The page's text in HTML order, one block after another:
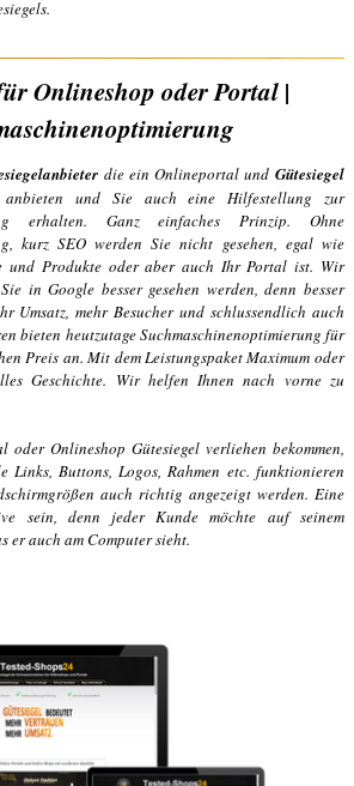
Onlineshop oder Portal |
die ein Onlineportal und Gütesiegel
anbieten und Sie auch eine Hilfestellung zur
erhalten. Ganz einfaches Prinzip. Ohne
kurz SEO werden Sie nicht gesehen, egal wie
und Produkte oder aber auch Ihr Portal ist. Wir
in Google besser gesehen werden, denn besser
Umsatz, mehr Besucher und schlussendlich auch
bieten heutzutageSuchmaschinenoptimierung für
Preis an. Mit dem Leistungspaket Maximum oder
Geschichte. Wir helfen Ihnen nach vorne zu
Onlineshop Gütesiegel verliehen bekommen,
Links, Buttons, Logos, Rahmen etc. funktionieren
auch richtig angezeigt werden. Eine
sein, denn jeder Kunde möchte auf seinem
er auch am Computer sieht.